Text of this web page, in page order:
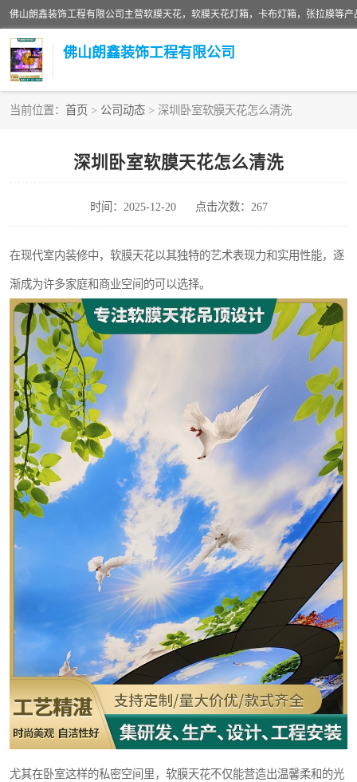
佛山朗鑫装饰工程有限公司
当前位置： 首页 > 公司动态 > 深圳卧室软膜天花怎么清洗
深圳卧室软膜天花怎么清洗
时间：2025-12-20 点击次数：267
在现代室内装修中，软膜天花以其独特的艺术表现力和实用性能，逐
渐成为许多家庭和商业空间的可以选择。
尤其在卧室这样的私密空间里，软膜天花不仅能营造出温馨柔和的光